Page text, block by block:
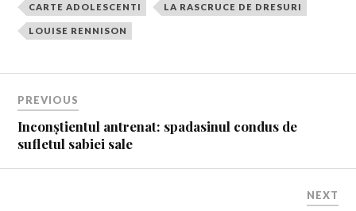
CARTE ADOLESCENTI LA RASCRUCE DE DRESURI
LOUISE RENNISON
PREVIOUS
Inconștientul antrenat: spadasinul condus de
sufletul sabiei sale
NEXT